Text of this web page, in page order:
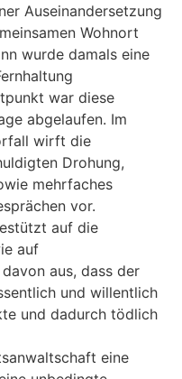
Auseinandersetzung
Wohnort
wurde damals eine
war diese
abgelaufen. Im
wirft die
Drohung,
mehrfaches
vor.
auf die
auf
aus, dass der
und willentlich
und dadurch tödlich
eine